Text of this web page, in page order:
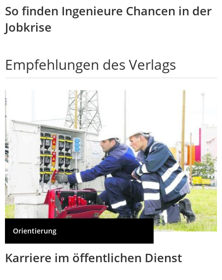
So finden Ingenieure Chancen in der
Jobkrise
Empfehlungen des Verlags
Orientierung
Karriere im öffentlichen Dienst